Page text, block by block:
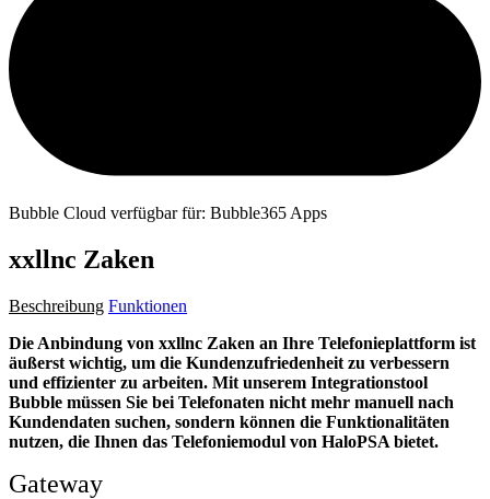
Bubble Cloud verfügbar für: Bubble365 Apps
xxllnc Zaken
Beschreibung Funktionen
Die Anbindung von xxllnc Zaken an Ihre Telefonieplattform ist
äußerst wichtig, um die Kundenzufriedenheit zu verbessern
und effizienter zu arbeiten. Mit unserem Integrationstool
Bubble müssen Sie bei Telefonaten nicht mehr manuell nach
Kundendaten suchen, sondern können die Funktionalitäten
nutzen, die Ihnen das Telefoniemodul von HaloPSA bietet.
Gateway